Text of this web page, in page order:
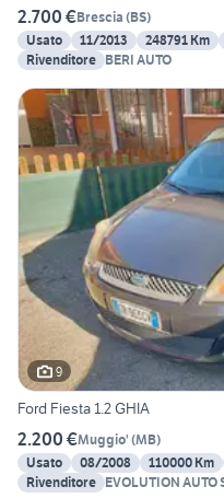
2.700 €Brescia (BS)
Usato
11/2013 248791 Km
Rivenditore BERI AUTO
9
Ford Fiesta 1.2 GHIA
2.200 €Muggio' (MB)
Usato
08/2008 110000 Km
Rivenditore EVOLUTION AUTO